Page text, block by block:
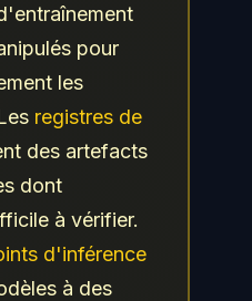
pour
les
registres de
des artefacts
dont
à vérifier.
d'inférence
à des